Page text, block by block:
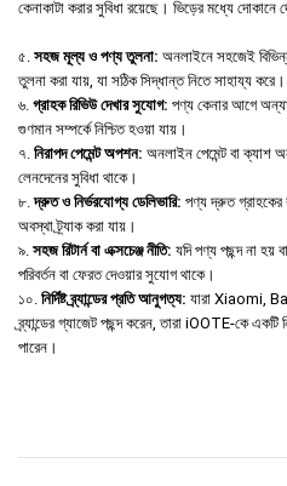
কেনাকাটা করার সুবিধা রয়েছে। ভিড়ের মধ্যে
৫. সহজ মূল্য ও পণ্য তুলনা: অনলাইনে সহজেই
তুলনা করা যায়, যা সঠিক সিদ্ধান্ত নিতে সাহায্য করে।
৬. গ্রাহক রিভিউ দেখার সুযোগ: পণ্য কেনার আগে
গুণমান সম্পর্কে নিশ্চিত হওয়া যায়।
৭. নিরাপদ পেমেন্ট অপশন: অনলাইন পেমেন্ট বা ক্যাশ
লেনদেনের সুবিধা থাকে।
৮.দ্রুত ও নির্ভরযোগ্য ডেলিভারি: পণ্য দ্রুত গ্রাহকের
অবস্থা ট্র্যাক করা যায়।
৯. সহজ রিটার্ন বা এক্সচেঞ্জ নীতি: যদি পণ্য পছন্দ না
পরিবর্তন বা ফেরত দেওয়ার সুযোগ থাকে।
১০. নির্দিষ্ট ব্র্যান্ডের প্রতি আনুগত্য: যারা Xiaomi,
ব্র্যান্ডের গ্যাজেট পছন্দ করেন, তারা iOOTE-কে একটি
পারেন।